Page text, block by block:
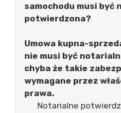
samochodu musi być
potwierdzona?
Umowa kupna-
nie musi być
chyba że takie
wymagane przez
prawa.
Notarialne